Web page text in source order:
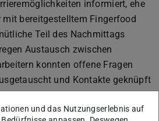
informiert, ehe
mit bereitgestelltem Fingerfood
Teil des Nachmittags
Austausch zwischen
konnten offene Fragen
und Kontakte geknüpft
Teilnehmer zur fortgeschrittenen
und das Nutzungserlebnis auf